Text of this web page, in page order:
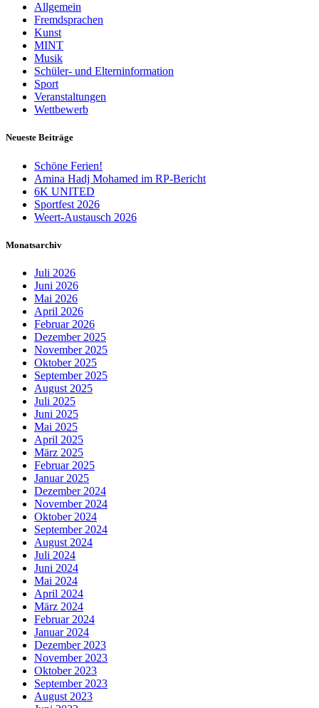
Allgemein
Fremdsprachen
Kunst
MINT
Musik
Schüler- und Elterninformation
Sport
Veranstaltungen
Wettbewerb
Neueste Beiträge
Schöne Ferien!
Amina Hadj Mohamed im RP-Bericht
6K UNITED
Sportfest 2026
Weert-Austausch 2026
Monatsarchiv
Juli 2026
Juni 2026
Mai 2026
April 2026
Februar 2026
Dezember 2025
November 2025
Oktober 2025
September 2025
August 2025
Juli 2025
Juni 2025
Mai 2025
April 2025
März 2025
Februar 2025
Januar 2025
Dezember 2024
November 2024
Oktober 2024
September 2024
August 2024
Juli 2024
Juni 2024
Mai 2024
April 2024
März 2024
Februar 2024
Januar 2024
Dezember 2023
November 2023
Oktober 2023
September 2023
August 2023